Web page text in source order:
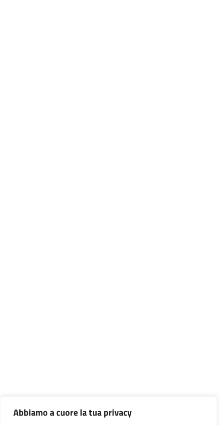
Abbiamo a cuore la tua privacy